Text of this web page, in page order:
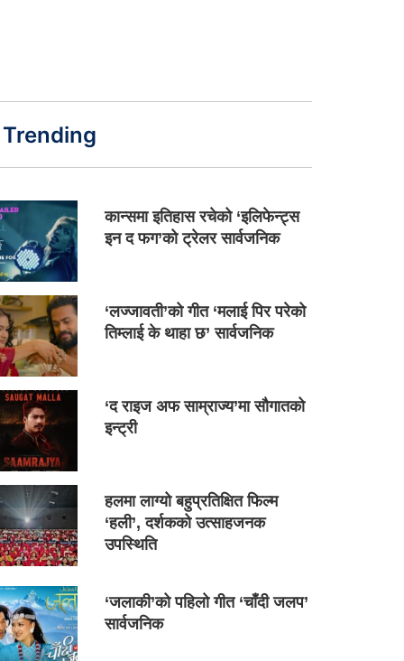
Trending
कान्समा इतिहास रचेको ‘इलिफेन्ट्स
इन द फग’को ट्रेलर सार्वजनिक
‘लज्जावती’को गीत ‘मलाई पिर परेको
तिम्लाई के थाहा छ’ सार्वजनिक
‘द राइज अफ साम्राज्य’मा सौगातको
इन्ट्री
हलमा लाग्यो बहुप्रतिक्षित फिल्म
‘हली’, दर्शकको उत्साहजनक
उपस्थिति
‘जलाकी’को पहिलो गीत ‘चाँदी जलप’
सार्वजनिक